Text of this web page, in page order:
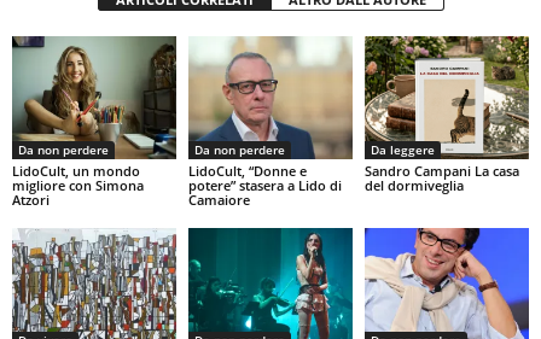
Da non perdere
LidoCult, un mondo
migliore con Simona
Atzori
Da non perdere
LidoCult, “Donne e
potere” stasera a Lido di
Camaiore
Da leggere
Sandro Campani La casa
del dormiveglia